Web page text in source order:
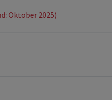
Oktober 2025)